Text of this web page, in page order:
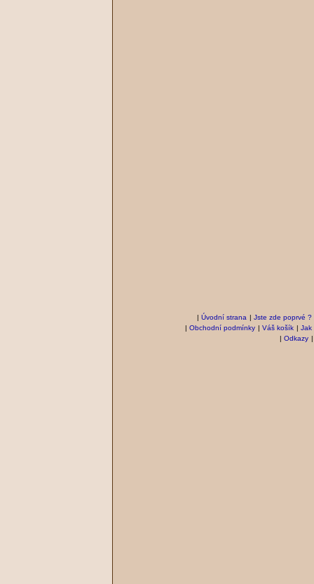
| Úvodní strana | Jste zde poprvé ?
| Obchodní podmínky | Váš košík | Jak
| Odkazy